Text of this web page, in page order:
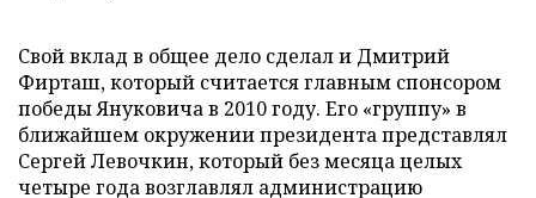
Свой вклад в общее дело сделал и Дмитрий
Фирташ, который считается главным спонсором
победы Януковича в 2010 году. Его «группу» в
ближайшем окружении президента представлял
Сергей Левочкин, который без месяца целых
четыре года возглавлял администрацию